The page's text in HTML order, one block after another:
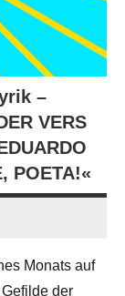
–
VERS
POETA!«
Monats auf
der